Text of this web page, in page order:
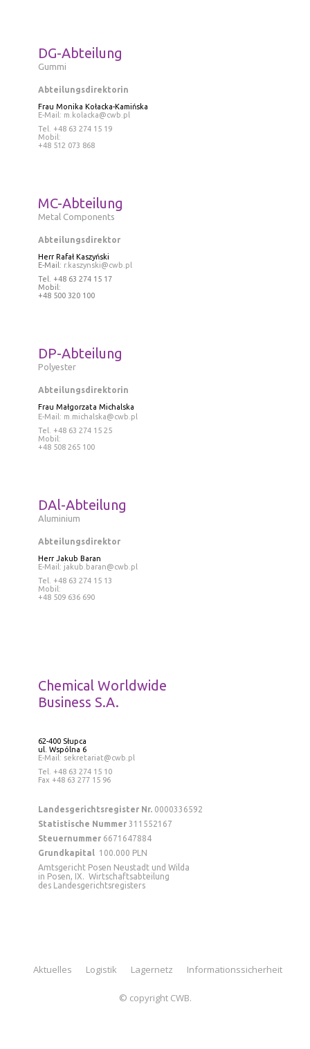
DG-Abteilung
Gummi
Abteilungsdirektorin
Frau Monika Kołacka-Kamińska
E-Mail: m.kolacka@cwb.pl
Tel . +48 63 274 15 19
Mobil:
+48 512 073 868
MC-Abteilung
Metal Components
Abteilungsdirektor
Herr Rafał Kaszyński
E-Mail: r.kaszynski@cwb.pl
Tel . +48 63 274 15 17
Mobil:
+48 500 320 100
DP-Abteilung
Polyester
Abteilungsdirektorin
Frau Małgorzata Michalska
E-Mail: m.michalska@cwb.pl
Tel . +48 63 274 15 25
Mobil:
+48 508 265 100
DAl-Abteilung
Aluminium
Abteilungsdirektor
Herr Jakub Baran
E-Mail: jakub.baran@cwb.pl
Tel . +48 63 274 15 13
Mobil:
+48 509 636 690
Chemical Worldwide
Business S.A.
62-400 Słupca
ul. Wspólna 6
E-Mail: sekretariat@cwb.pl
Tel . +48 63 274 15 10
Fax +48 63 277 15 96
Landesgerichtsregister Nr.0000336592
Statistische Nummer311552167
Steuernummer6671647884
Grundkapital 100.000 PLN
Amtsgericht Posen Neustadt und Wilda
in Posen, IX. Wirtschaftsabteilung
des Landesgerichtsregisters
Aktuelles Logistik Lagernetz Informationssicherheit
© copyright CWB.